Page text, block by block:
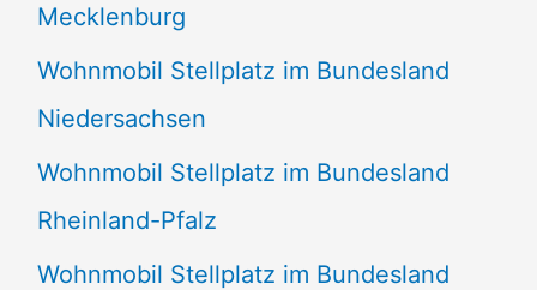
Mecklenburg
Wohnmobil Stellplatz im Bundesland
Niedersachsen
Wohnmobil Stellplatz im Bundesland
Rheinland-Pfalz
Wohnmobil Stellplatz im Bundesland